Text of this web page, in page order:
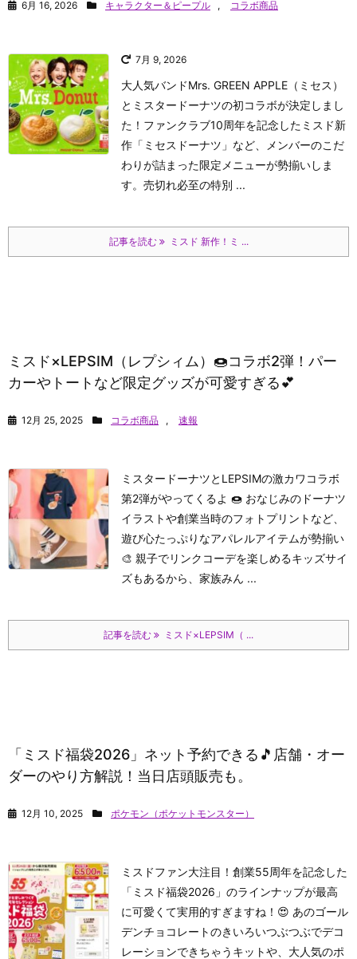
6月 16, 2026 キャラクター＆ピープル , コラボ商品
7月 9, 2026
大人気バンドMrs. GREEN APPLE（ミセス）
とミスタードーナツの初コラボが決定しまし
た！ファンクラブ10周年を記念したミスド新
作「ミセスドーナツ」など、メンバーのこだ
わりが詰まった限定メニューが勢揃いしま
す。売切れ必至の特別 ...
記事を読む ミスド 新作！ミ ...
ミスド×LEPSIM（レプシィム）🍩コラボ2弾！パー
カーやトートなど限定グッズが可愛すぎる💕
12月 25, 2025 コラボ商品 , 速報
ミスタードーナツとLEPSIMの激カワコラボ
第2弾がやってくるよ 🍩 おなじみのドーナツ
イラストや創業当時のフォトプリントなど、
遊び心たっぷりなアパレルアイテムが勢揃い
🎨 親子でリンクコーデを楽しめるキッズサイ
ズもあるから、家族みん ...
記事を読む ミスド×LEPSIM（ ...
「ミスド福袋2026」ネット予約できる🎵店舗・オー
ダーのやり方解説！当日店頭販売も。
12月 10, 2025 ポケモン（ポケットモンスター）
ミスドファン大注目！創業55周年を記念した
「ミスド福袋2026」のラインナップが最高
に可愛くて実用的すぎますね！😍 あのゴール
デンチョコレートのきいろいつぶつぶでデコ
レーションできちゃうキットや、大人気のポ